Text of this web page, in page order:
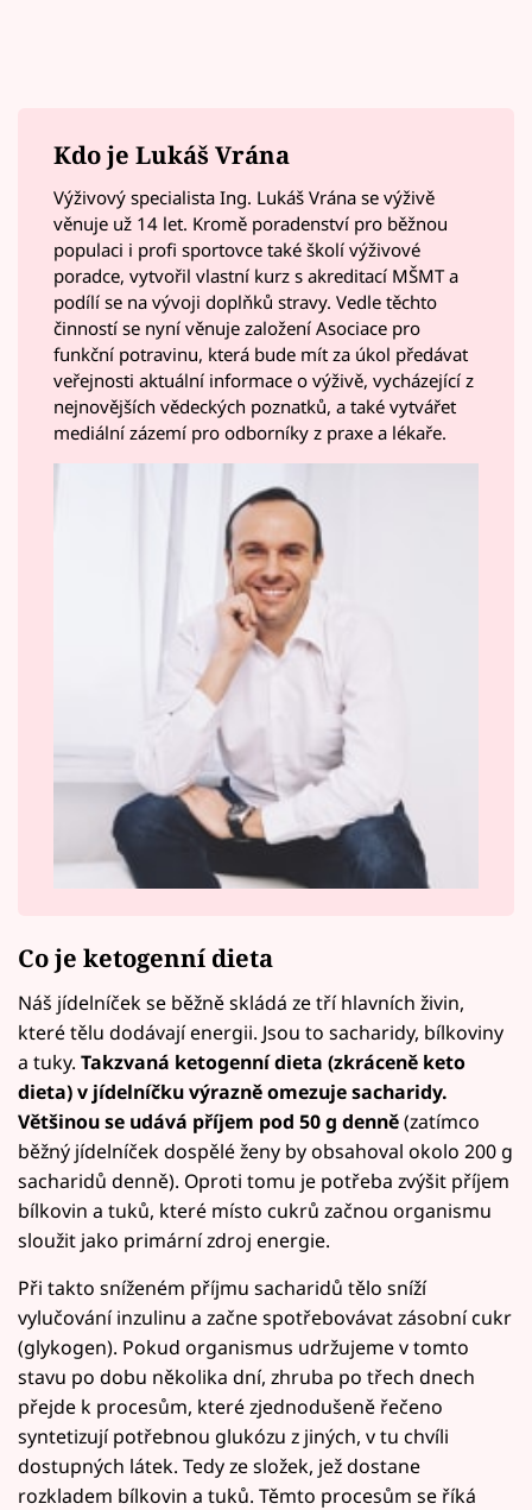
Kdo je Lukáš Vrána
Výživový specialista Ing. Lukáš Vrána se výživě
věnuje už 14 let. Kromě poradenství pro běžnou
populaci i profi sportovce také školí výživové
poradce, vytvořil vlastní kurz s akreditací MŠMT a
podílí se na vývoji doplňků stravy. Vedle těchto
činností se nyní věnuje založení Asociace pro
funkční potravinu, která bude mít za úkol předávat
veřejnosti aktuální informace o výživě, vycházející z
nejnovějších vědeckých poznatků, a také vytvářet
mediální zázemí pro odborníky z praxe a lékaře.
Co je ketogenní dieta
Náš jídelníček se běžně skládá ze tří hlavních živin,
které tělu dodávají energii. Jsou to sacharidy, bílkoviny
a tuky. Takzvaná ketogenní dieta (zkráceně keto
dieta) v jídelníčku výrazně omezuje sacharidy.
Většinou se udává příjem pod 50 g denně(zatímco
běžný jídelníček dospělé ženy by obsahoval okolo 200 g
sacharidů denně). Oproti tomu je potřeba zvýšit příjem
bílkovin a tuků, které místo cukrů začnou organismu
sloužit jako primární zdroj energie.
Při takto sníženém příjmu sacharidů tělo sníží
vylučování inzulinu a začne spotřebovávat zásobní cukr
(glykogen). Pokud organismus udržujeme v tomto
stavu po dobu několika dní, zhruba po třech dnech
přejde k procesům, které zjednodušeně řečeno
syntetizují potřebnou glukózu z jiných, v tu chvíli
dostupných látek. Tedy ze složek, jež dostane
rozkladem bílkovin a tuků. Těmto procesům se říká